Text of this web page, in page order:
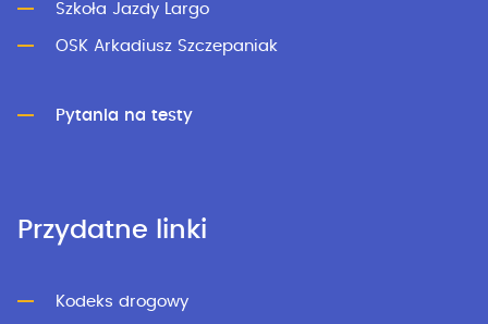
Szkoła Jazdy Largo
OSK Arkadiusz Szczepaniak
Pytania na testy
Przydatne linki
Kodeks drogowy